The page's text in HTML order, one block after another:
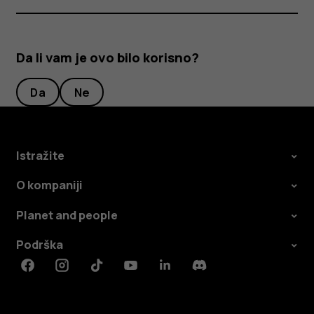
Da li vam je ovo bilo korisno?
Da Ne
Istražite
O kompaniji
Planet and people
Podrška
FacebookInstagramTiktokYoutubeLinkedinDiscord